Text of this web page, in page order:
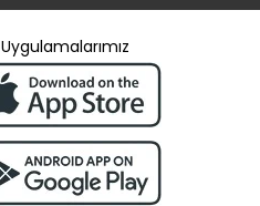
Uygulamalarımız